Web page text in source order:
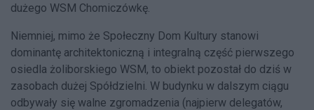
dużego WSM Chomiczówkę.
Niemniej, mimo że Społeczny Dom Kultury stanowi
dominantę architektoniczną i integralną część pierwszego
osiedla żoliborskiego WSM, to obiekt pozostał do dziś w
zasobach dużej Spółdzielni. W budynku w dalszym ciągu
odbywały się walne zgromadzenia (najpierw delegatów,